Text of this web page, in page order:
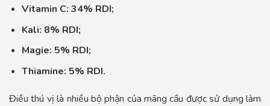
Vitamin C: 34% RDI;
Kali: 8% RDI;
Magie: 5% RDI;
Thiamine: 5% RDI.
Điều thú vị là nhiều bộ phận của mãng cầu được sử dụng làm